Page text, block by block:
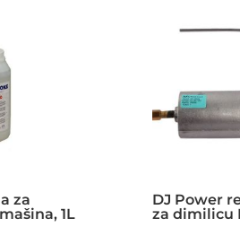
za
1L
DJ Power
za dimilicu